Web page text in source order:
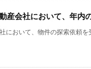
産会社において、年内
において、物件の探索依頼